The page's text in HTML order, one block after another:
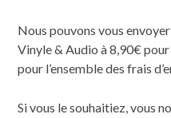
Nous pouvons vous
Vinyle & Audio à 8,90€
pour l’ensemble des frais
Si vous le souhaitiez, vous